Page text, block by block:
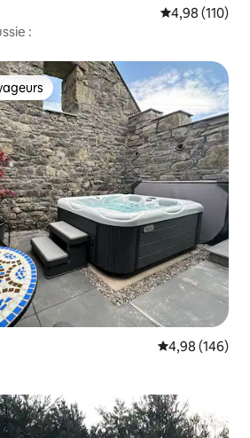
Évaluation
4,98 (110)
:
les plus appréciés
Évaluation
4,98 (146)